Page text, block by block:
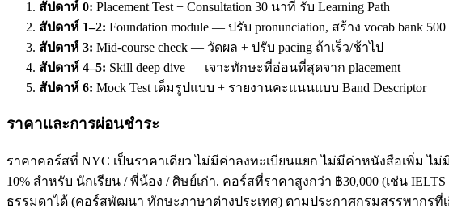
สัปดาห์ 0: Placement Test + Consultation 30 นาที รับ Learning Path
สัปดาห์ 1–2: Foundation module — ปรับ pronunciation, สร้าง vocab bank
สัปดาห์ 3: Mid-course check — วัดผล + ปรับ pacing ถ้าเร็ว/ช้าไป
สัปดาห์ 4–5: Skill deep dive — เจาะทักษะที่อ่อนที่สุดจาก placement
สัปดาห์ 6: Mock Test เต็มรูปแบบ + รายงานคะแนนแบบ Band Descriptor
ราคาและการผ่อนชำระ
ราคาคอร์สที่ NYC เป็นราคาเดียว ไม่มีค่าลงทะเบียนแยก ไม่มีค่าหนังสือเพิ่ม ไ
10% สำหรับ นักเรียน / พี่น้อง / ศิษย์เก่า. คอร์สที่ราคาสูงกว่า ฿30,000 (เช่น
ธรรมดาได้ (คอร์สพัฒนา ทักษะภาษาต่างประเทศ) ตามประกาศกรมสรรพากรที่